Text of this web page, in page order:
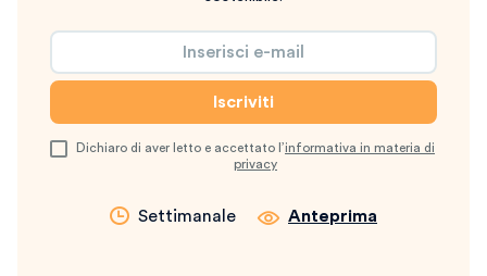
Dichiaro di aver letto e accettato l’informativa in materia di
privacy
Settimanale Anteprima